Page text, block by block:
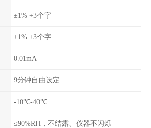
±1% +3个字
±1% +3个字
0.01mA
9分钟自由设定
-10℃-40℃
≤90%RH，不结露、仪器不闪烁